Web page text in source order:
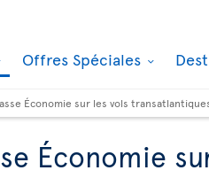
Offres Spéciales
Économie sur les vols
Économie